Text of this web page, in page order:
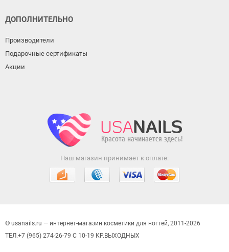
ДОПОЛНИТЕЛЬНО
Производители
Подарочные сертификаты
Акции
Наш магазин принимает к оплате:
© usanails.ru — интернет-магазин косметики для ногтей, 2011-2026
ТЕЛ.+7 (965) 274-26-79 С 10-19 КР.ВЫХОДНЫХ